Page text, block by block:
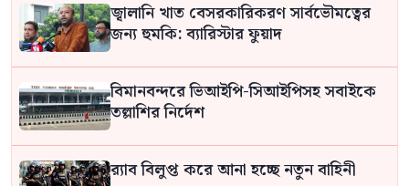
জ্বালানি খাত বেসরকারিকরণ সার্বভৌমত্বের
জন্য হুমকি: ব্যারিস্টার ফুয়াদ
বিমানবন্দরে ভিআইপি-সিআইপিসহ সবাইকে
তল্লাশির নির্দেশ
র‍্যাব বিলুপ্ত করে আনা হচ্ছে নতুন বাহিনী